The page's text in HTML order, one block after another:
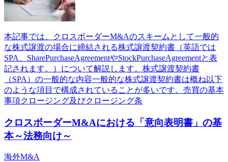
本記事では、クロスボーダーM&Aのスキームとして一般的
な株式譲渡の場合に締結される株式譲渡契約書（英語では
SPA、SharePurchaseAgreementやStockPurchaseAgreementと表
記されます。）について解説します。株式譲渡契約書
（SPA）の一般的な内容一般的な株式譲渡契約書は概ね以下
のような項目で構成されていることが多いです。売買の基本
事項クロージング及びクロージング条
クロスボーダーM&Aにおける「意向表明書」の基
本～法務向け～
海外M&A